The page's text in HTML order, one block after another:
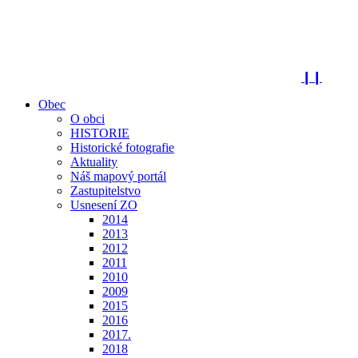
Obec
O obci
HISTORIE
Historické fotografie
Aktuality
Náš mapový portál
Zastupitelstvo
Usnesení ZO
2014
2013
2012
2011
2010
2009
2015
2016
2017.
2018